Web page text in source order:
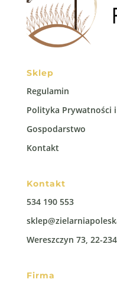
Sklep
Regulamin
Polityka Prywatności
Gospodarstwo
Kontakt
Kontakt
534 190 553
Wereszczyn 73, 22-
Firma